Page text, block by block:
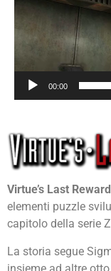
00:00
Virtue’s Last Reward
elementi puzzle
capitolo della serie
La storia segue
insieme ad altre